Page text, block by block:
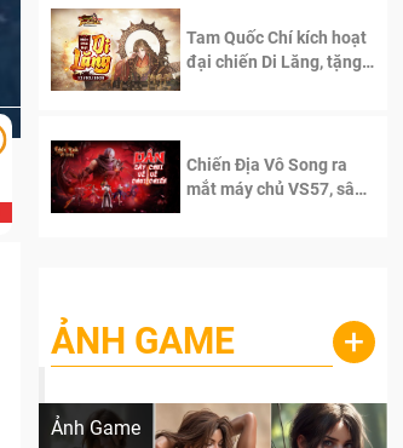
Ngạo Thiên Mobile
Tam Quốc Chí kích hoạt
đại chiến Di Lăng, tặng
Chiến Địa Vô Song ra
mắt máy chủ VS57, sân
ẢNH GAME +
Ảnh Game
Lala Croft vừa nóng vừa xinh dưới nét vẽ